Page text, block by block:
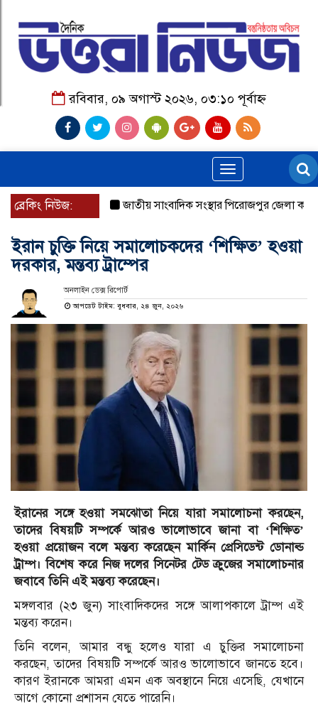
রবিবার, ০৯ অগাস্ট ২০২৬, ০৩:১০ পূর্বাহ্ন
Toggle
navigation
ব্রেকিং নিউজ: জাতীয় সাংবাদিক সংস্থার পিরোজপুর জেলা কমিটি
ইরান চুক্তি নিয়ে সমালোচকদের ‘শিক্ষিত’ হওয়া
দরকার, মন্তব্য ট্রাম্পের
অনলাইন ডেক্স রিপোর্ট
আপডেট টাইম: বুধবার, ২৪ জুন, ২০২৬
ইরানের সঙ্গে হওয়া সমঝোতা নিয়ে যারা সমালোচনা করছেন,
তাদের বিষয়টি সম্পর্কে আরও ভালোভাবে জানা বা ‘শিক্ষিত’
হওয়া প্রয়োজন বলে মন্তব্য করেছেন মার্কিন প্রেসিডেন্ট ডোনাল্ড
ট্রাম্প। বিশেষ করে নিজ দলের সিনেটর টেড ক্রুজের সমালোচনার
জবাবে তিনি এই মন্তব্য করেছেন।
মঙ্গলবার (২৩ জুন) সাংবাদিকদের সঙ্গে আলাপকালে ট্রাম্প এই
মন্তব্য করেন।
তিনি বলেন, আমার বন্ধু হলেও যারা এ চুক্তির সমালোচনা
করছেন, তাদের বিষয়টি সম্পর্কে আরও ভালোভাবে জানতে হবে।
কারণ ইরানকে আমরা এমন এক অবস্থানে নিয়ে এসেছি, যেখানে
আগে কোনো প্রশাসন যেতে পারেনি।